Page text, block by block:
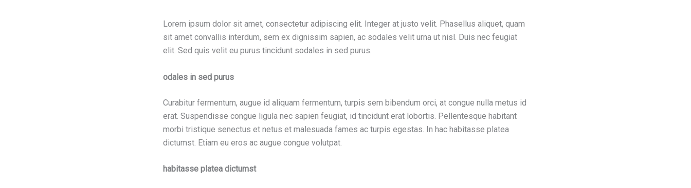
Lorem ipsum dolor sit amet, consectetur adipiscing elit. Integer at justo velit. Phasellus aliquet, quam
sit amet convallis interdum, sem ex dignissim sapien, ac sodales velit urna ut nisl. Duis nec feugiat
elit. Sed quis velit eu purus tincidunt sodales in sed purus.
odales in sed purus
Curabitur fermentum, augue id aliquam fermentum, turpis sem bibendum orci, at congue nulla metus id
erat. Suspendisse congue ligula nec sapien feugiat, id tincidunt erat lobortis. Pellentesque habitant
morbi tristique senectus et netus et malesuada fames ac turpis egestas. In hac habitasse platea
dictumst. Etiam eu eros ac augue congue volutpat.
habitasse platea dictumst